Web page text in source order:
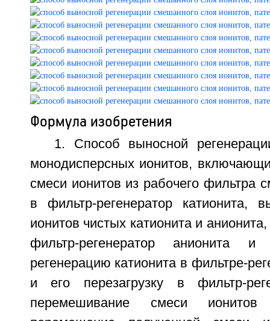
Формула изобретения
1. Способ выносной
монодисперсных ионитов,
смеси ионитов из рабочего фильтра
в фильтр-регенератор катионита,
ионитов чистых катионита и
фильтр-регенератор анионита
регенерацию катионита в фильтре-
и его перезагрузку в фильтр-
перемешивание смеси